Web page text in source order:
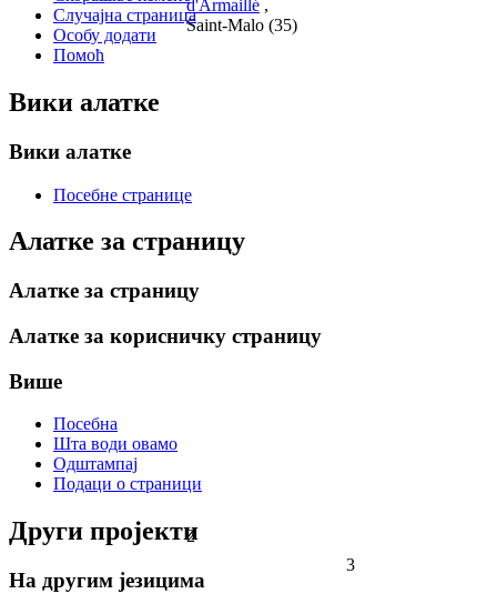
d'Armaillé ,
Saint-Malo (35)
2
3
Случајна страница
Особу додати
Помоћ
Вики алатке
Вики алатке
Посебне странице
Алатке за страницу
Алатке за страницу
Алатке за корисничку страницу
Више
Посебна
Шта води овамо
Одштампај
Подаци о страници
Други пројекти
На другим језицима